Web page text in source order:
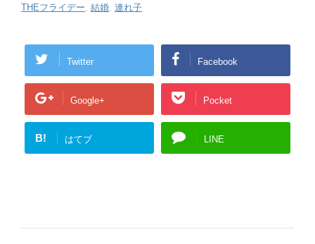
THEフライデー, 結婚, 連れ子
Twitter Facebook
Google+ Pocket
B! はてブ LINE